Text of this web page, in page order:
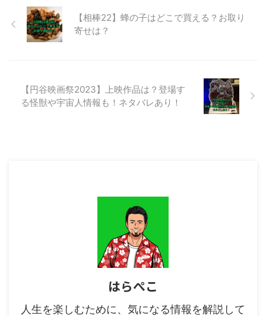
信されています。 Season5は、
2024年1月26日に公開された劇
場版「劇場版 君と世界が終わる
舞台に、玉城ティナ演じる明日葉
と飯豊まりえ演じる佳奈恵らが最
終決戦に挑みます。 この記事で
【相棒22】蜂の子はどこで買える？お取り
寄せは？
【円谷映画祭2023】上映作品は？登場す
る怪獣や宇宙人情報も！ネタバレあり！
はらぺこ
人生を楽しむために、気になる情報を解説して